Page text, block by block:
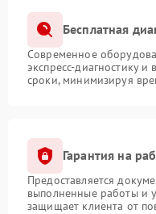
Бесплатная
Современное
экспресс-диагностику
сроки, минимизируя
Гарантия на
Предоставляется
выполненные работы и
защищает клиента от